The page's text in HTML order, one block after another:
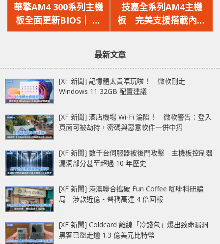
一
篇
文
華擎AM4 300系列主機
板全面更新BIOS｜ 迎
接AMD RYZEN 2000
一
篇
文
技嘉全系列AM4主機
板 完美支援搭載內顯
的AMD Ryzen™處理器
最新文章
[XF 新聞] 記憶體太貴唔玩啦！ 微軟刪走
Windows 11 32GB 配置建議
[XF 新聞] 酒店機場 Wi-Fi 淪陷！ 微軟警告：登入
頁面可被劫持，密碼與惡意軟件一併中招
[XF 新聞] 數千台伺服器被後門攻擊 主機板控制器
漏洞部分甚至超過 10 年歷史
[XF 新聞] 港澳聯合搗破 Fun Coffee 咖啡科研騙
局 涉款近億‧聲稱高達 4 倍回報
[XF 新聞] Coldcard 離線「冷錢包」爆出致命漏洞
黑客已盜走逾 1.3 億美元比特幣